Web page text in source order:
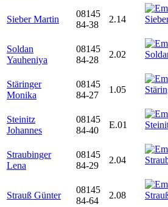
Sieber Martin
08145
84-38
2.14
Soldan
Yauheniya
08145
84-28
2.02
Stäringer
Monika
08145
84-27
1.05
Steinitz
Johannes
08145
84-40
E.01
Straubinger
Lena
08145
84-29
2.04
Strauß Günter
08145
84-64
2.08